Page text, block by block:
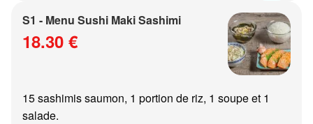
S1 - Menu Sushi Maki Sashimi
18.30 €
15 sashimis saumon, 1 portion de riz, 1 soupe et 1
salade.